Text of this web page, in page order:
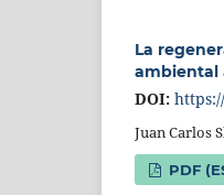
La
ambiental
DOI:
Juan Carlos
PDF